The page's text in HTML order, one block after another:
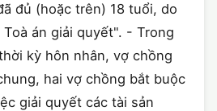
đủ (hoặc trên) 18 tuổi, do
án giải quyết". - Trong
kỳ hôn nhân, vợ chồng
hai vợ chồng bắt buộc
giải quyết các tài sản